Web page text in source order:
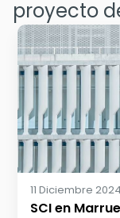
proyecto
11 Diciembre 2024
SCI en